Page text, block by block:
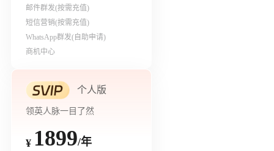
邮件群发(按需充值)
短信营销(按需充值)
WhatsApp群发(自助申请)
商机中心
个人版
领英人脉一目了然
¥ 1899/年